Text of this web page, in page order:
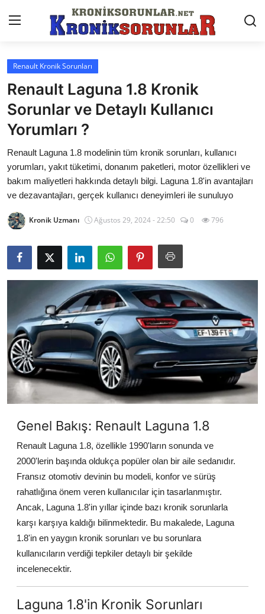
Anasayfa
Markalar
İletişim
Trafik & Cezalar
Sigorta & Kasko
Muayene & Ruhsat
Sorgulamalar
İkinci El & Alım-Satım
Bakım & Arıza Çözümleri
Elektrikli & Hibrit
Kiralama & Filo
Sürüş & Güvenlik
Yağlar & Sıvılar
LPG & Yakıt
Elektrik & Akü
Klima & Konfor
Aydınlatma & Görüş
Şanzıman & Aktarma
Dizel Sistemler
Renault Kronik Sorunları
Renault Laguna 1.8 Kronik
Sorunlar ve Detaylı Kullanıcı
Yorumları ?
Renault Laguna 1.8 modelinin tüm kronik sorunları, kullanıcı
yorumları, yakıt tüketimi, donanım paketleri, motor özellikleri ve
bakım maliyetleri hakkında detaylı bilgi. Laguna 1.8'in avantajları
ve dezavantajları, gerçek kullanıcı deneyimleri ile sunuluyo
Kronik Uzmanı Ağustos 29, 2024 - 22:50 0 796
Genel Bakış: Renault Laguna 1.8
Renault Laguna 1.8, özellikle 1990'ların sonunda ve
2000'lerin başında oldukça popüler olan bir aile sedanıdır.
Fransız otomotiv devinin bu modeli, konfor ve sürüş
rahatlığına önem veren kullanıcılar için tasarlanmıştır.
Ancak, Laguna 1.8'in yıllar içinde bazı kronik sorunlarla
karşı karşıya kaldığı bilinmektedir. Bu makalede, Laguna
1.8'in en yaygın kronik sorunları ve bu sorunlara
kullanıcıların verdiği tepkiler detaylı bir şekilde
incelenecektir.
Laguna 1.8'in Kronik Sorunları